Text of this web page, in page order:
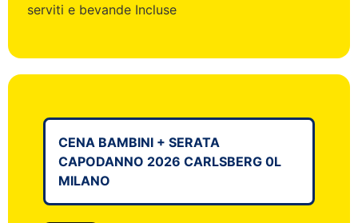
serviti e bevande Incluse
CENA BAMBINI + SERATA
CAPODANNO 2026 CARLSBERG 0L
MILANO